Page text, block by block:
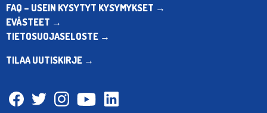
FAQ – USEIN KYSYTYT KYSYMYKSET →
EVÄSTEET →
TIETOSUOJASELOSTE →
TILAA UUTISKIRJE →